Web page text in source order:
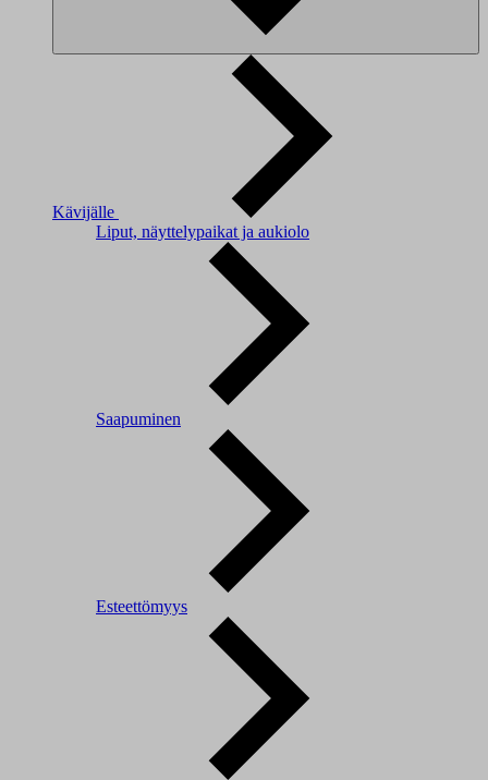
Kävijälle
Liput, näyttelypaikat ja aukiolo
Saapuminen
Esteettömyys